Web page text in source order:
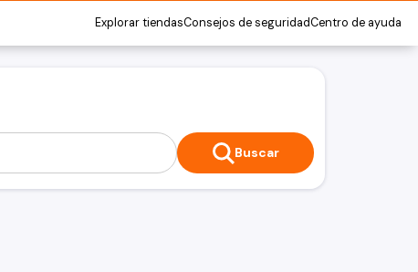
Explorar tiendasConsejos de seguridadCentro de ayuda
Buscar